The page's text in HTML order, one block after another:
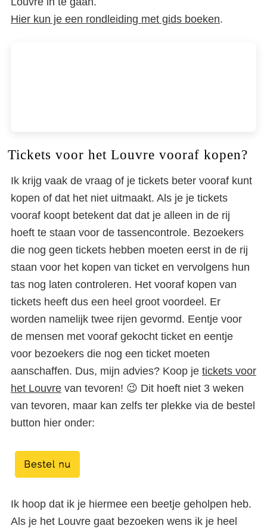
Hier kun je een rondleiding met gids boeken.
Tickets voor het Louvre vooraf kopen?
Ik krijg vaak de vraag of je tickets beter vooraf kunt
kopen of dat het niet uitmaakt. Als je je tickets
vooraf koopt betekent dat dat je alleen in de rij
hoeft te staan voor de tassencontrole. Bezoekers
die nog geen tickets hebben moeten eerst in de rij
staan voor het kopen van ticket en vervolgens hun
tas nog laten controleren. Het vooraf kopen van
tickets heeft dus een heel groot voordeel. Er
worden namelijk twee rijen gevormd. Eentje voor
de mensen met vooraf gekocht ticket en eentje
voor bezoekers die nog een ticket moeten
aanschaffen. Dus, mijn advies? Koop je tickets voor
het Louvre van tevoren! 😉 Dit hoeft niet 3 weken
van tevoren, maar kan zelfs ter plekke via de bestel
button hier onder:
Ik hoop dat ik je hiermee een beetje geholpen heb.
Als je het Louvre gaat bezoeken wens ik je heel